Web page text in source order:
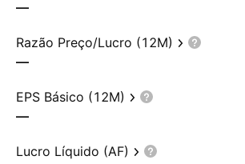
—
Razão Preço/Lucro (12M)
—
EPS Básico (12M)
—
Lucro Líquido (AF)